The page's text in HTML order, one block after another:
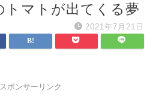
トマトが出てくる夢
2021年7月21日
スポンサーリンク